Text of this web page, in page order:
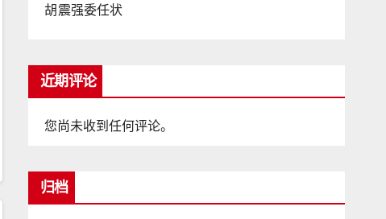
胡震强委任状
近期评论
您尚未收到任何评论。
归档